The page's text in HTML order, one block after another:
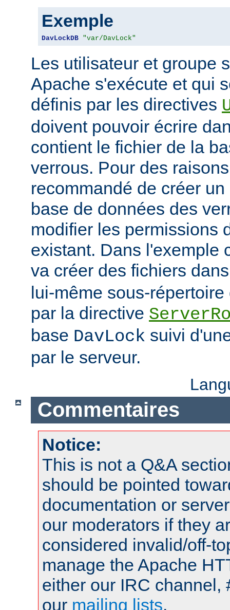
Exemple
DavLockDB "var/DavLock"
Les utilisateur et groupe
Apache s'exécute et qui
définis par les directives
doivent pouvoir écrire
contient le fichier de la
verrous. Pour des
recommandé de créer
base de données des
modifier les permissions
existant. Dans l'exemple
va créer des fichiers
lui-même sous-
par la directive
base DavLock suivi
par le serveur.
Commentaires
Notice:
This is not a Q&A
should be pointed
documentation or
our moderators if they
considered invalid/off-
manage the Apache
either our IRC channel,
our mailing lists.